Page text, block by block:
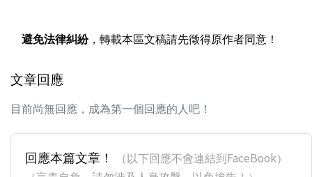
避免法律糾紛，轉載本區文稿請先徵得原作者同意！
文章回應
目前尚無回應，成為第一個回應的人吧！
回應本篇文章！
（以下回應不會連結到FaceBook）